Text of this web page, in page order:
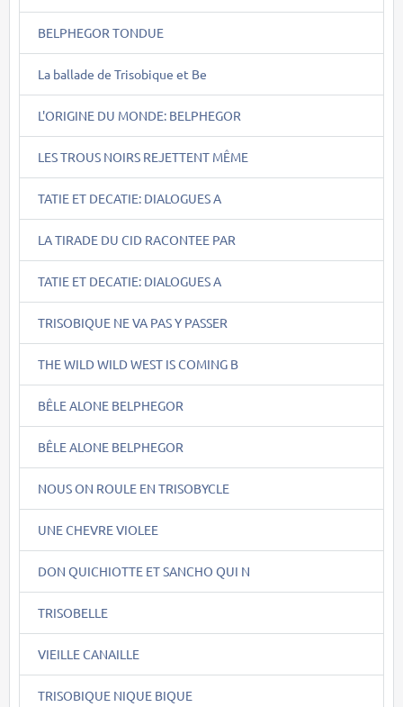
BELPHEGOR TONDUE
La ballade de Trisobique et Be
L'ORIGINE DU MONDE: BELPHEGOR
LES TROUS NOIRS REJETTENT MÊME
TATIE ET DECATIE: DIALOGUES A
LA TIRADE DU CID RACONTEE PAR
TATIE ET DECATIE: DIALOGUES A
TRISOBIQUE NE VA PAS Y PASSER
THE WILD WILD WEST IS COMING B
BÊLE ALONE BELPHEGOR
BÊLE ALONE BELPHEGOR
NOUS ON ROULE EN TRISOBYCLE
UNE CHEVRE VIOLEE
DON QUICHIOTTE ET SANCHO QUI N
TRISOBELLE
VIEILLE CANAILLE
TRISOBIQUE NIQUE BIQUE